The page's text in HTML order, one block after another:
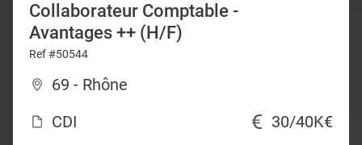
Collaborateur Comptable -
Avantages ++ (H/F)
Ref #50544
69 - Rhône
CDI
30/40K€